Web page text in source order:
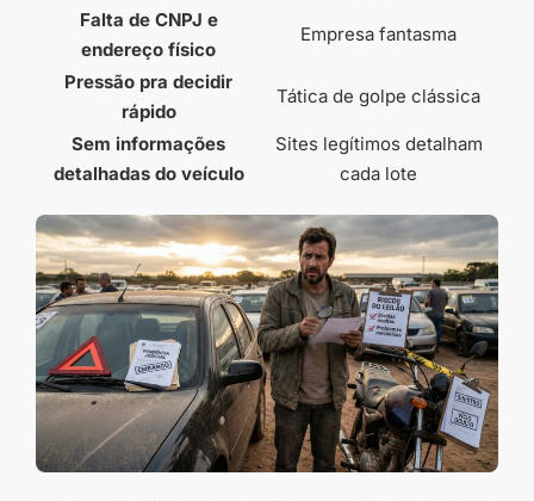
Falta de CNPJ e
endereço físico
Empresa fantasma
Pressão pra decidir
rápido
Tática de golpe clássica
Sem informações
detalhadas do veículo
Sites legítimos detalham
cada lote